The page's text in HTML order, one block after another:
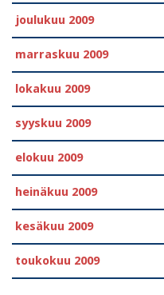
joulukuu 2009
marraskuu 2009
lokakuu 2009
syyskuu 2009
elokuu 2009
heinäkuu 2009
kesäkuu 2009
toukokuu 2009